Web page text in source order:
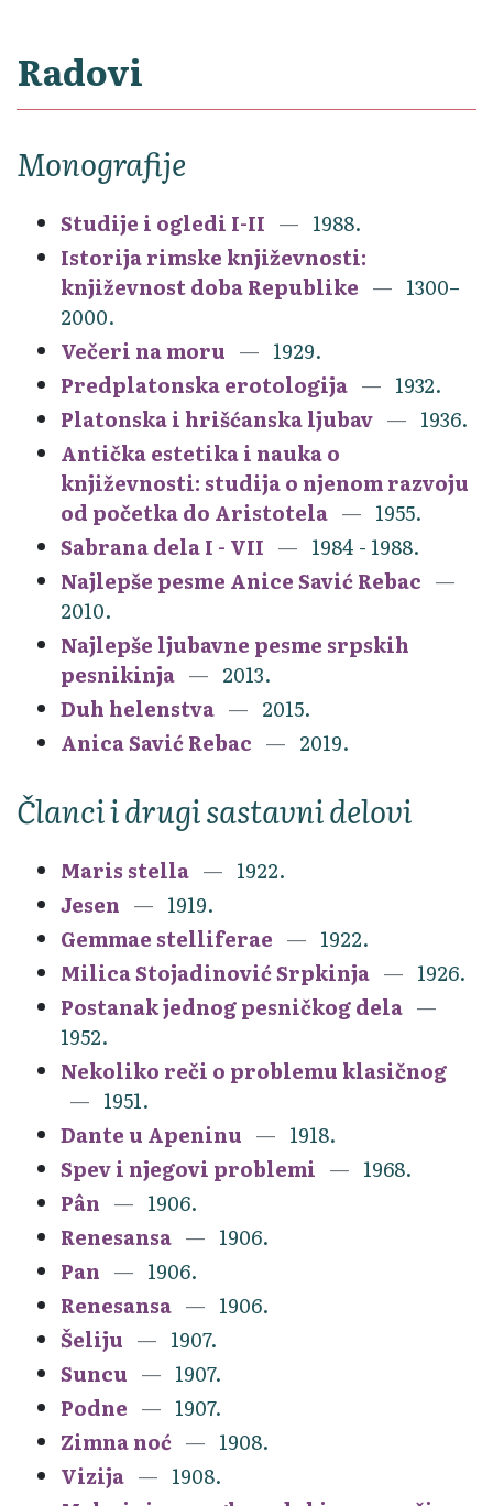
Radovi
Monografije
Studije i ogledi I-II
1988.
Istorija rimske književnosti:
književnost doba Republike
1300–
2000.
Večeri na moru
1929.
Predplatonska erotologija
1932.
Platonska i hrišćanska ljubav
1936.
Antička estetika i nauka o
književnosti: studija o njenom razvoju
od početka do Aristotela
1955.
Sabrana dela I - VII
1984 - 1988.
Najlepše pesme Anice Savić Rebac
2010.
Najlepše ljubavne pesme srpskih
pesnikinja
2013.
Duh helenstva
2015.
Anica Savić Rebac
2019.
Članci i drugi sastavni delovi
Maris stella
1922.
Jesen
1919.
Gemmae stelliferae
1922.
Milica Stojadinović Srpkinja
1926.
Postanak jednog pesničkog dela
1952.
Nekoliko reči o problemu klasičnog
1951.
Dante u Apeninu
1918.
Spev i njegovi problemi
1968.
Pân
1906.
Renesansa
1906.
Pan
1906.
Renesansa
1906.
Šeliju
1907.
Suncu
1907.
Podne
1907.
Zimna noć
1908.
Vizija
1908.